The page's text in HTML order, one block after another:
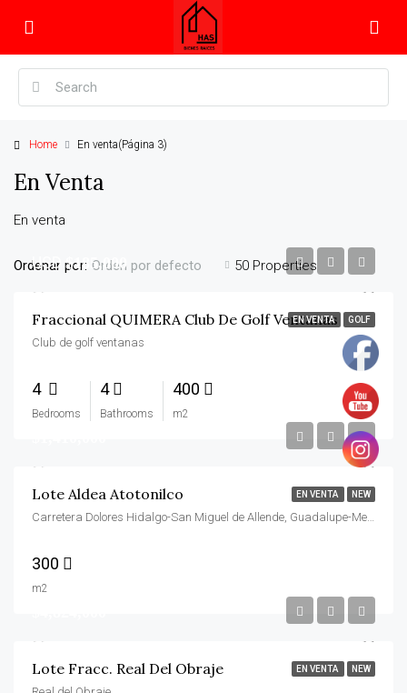
Home En venta(Página 3)
En Venta
En venta
50 Properties
Ordenar por: Orden por defecto
EN VENTA GOLF
USD$185,000
Fraccional QUIMERA Club De Golf Ventanas
Club de golf ventanas
4
Bedrooms
4
Bathrooms
400
m2
EN VENTA NEW
Lote Aldea Atotonilco
Carretera Dolores Hidalgo-San Miguel de Allende, Guadalupe-Mexiquito, San Miguel de Allende, Guanajuato, 37717, México
300
m2
EN VENTA NEW
Lote Fracc. Real Del Obraje